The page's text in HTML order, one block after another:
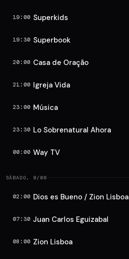
19:00 Superkids
19:30 Superbook
20:00 Casa de Oração
21:00 Igreja Vida
23:00 Música
23:30 Lo Sobrenatural Ahora
00:00 Way TV
SÁBADO, 8/08
02:00 Dios es Bueno / Zion Lisboa
07:30 Juan Carlos Eguizabal
08:00 Zion Lisboa